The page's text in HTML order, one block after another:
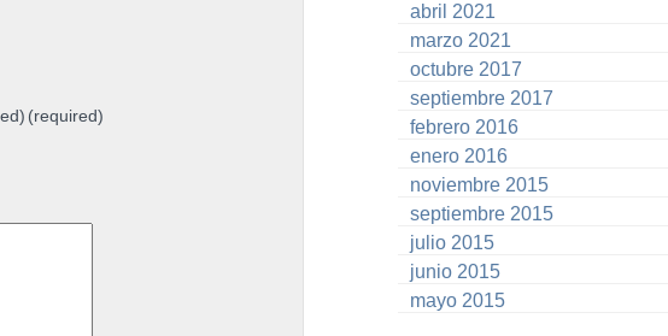
(required)
abril 2021
marzo 2021
octubre 2017
septiembre 2017
febrero 2016
enero 2016
noviembre 2015
septiembre 2015
julio 2015
junio 2015
mayo 2015